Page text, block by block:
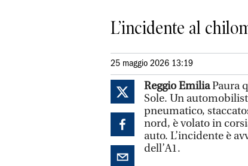
L’incidente al
25 maggio 2026 13:19
Reggio EmiliaPaura
Sole. Un
pneumatico,
nord, è volato in
auto. L’incidente è
dell’A1.